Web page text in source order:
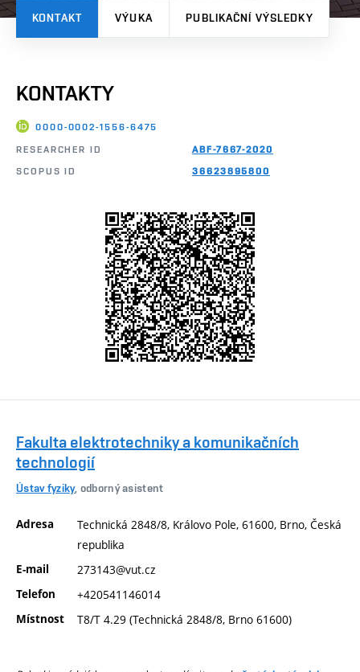
KONTAKT VÝUKA PUBLIKAČNÍ VÝSLEDKY
KONTAKTY
0000-0002-1556-6475
RESEARCHER ID
ABF-7667-2020
SCOPUS ID
36623895800
Fakulta elektrotechniky a komunikačních
technologií
Ústav fyziky, odborný asistent
Adresa
Technická 2848/8, Královo Pole, 61600, Brno, Česká
republika
E-mail 273143@vut.cz
Telefon +420541146014
Místnost T8/T 4.29 (Technická 2848/8, Brno 61600)